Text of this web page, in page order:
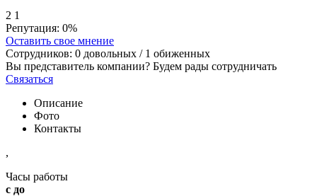
2 1
Репутация: 0%
Оставить свое мнение
Сотрудников: 0 довольных / 1 обиженных
Вы представитель компании? Будем рады сотрудничать
Связаться
Описание
Фото
Контакты
,
Часы работы
с до